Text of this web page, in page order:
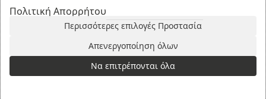
Search
Ξεκινήστε να πληκτρολογείτε για να δείτε τα προϊόντα
που αναζητάτε.
Λογαριασμός
Καλάθι
Πολιτική Απορρήτου
Περισσότερες επιλογές Προστασία
Απενεργοποίηση όλων
Να επιτρέπονται όλα